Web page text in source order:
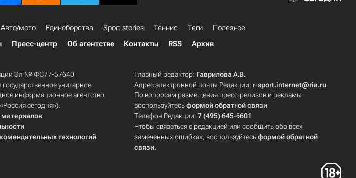
Авто/мото Единоборства Sport stories Теннис Теги
Полезное
Пресс-центр Об агентстве Контакты RSS Архив
Эл № ФС77-57640
унитарное
информационное агентство
сегодня»).
материалов
технологий
Главный редактор: Гаврилова А.В.
Адрес электронной почты Редакции: r-sport.internet@ria.ru
По вопросам размещения пресс-релизов и рекламы
воспользуйтесьформой обратной связи
Телефон Редакции:7 (495) 645-6601
Чтобы связаться с редакцией или сообщить обо всех
замеченных ошибках, воспользуйтесьформой обратной
связи.